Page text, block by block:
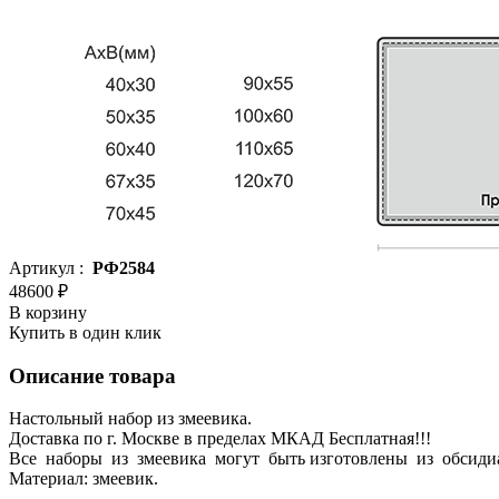
Артикул : РФ2584
48600 ₽
В корзину
Купить в один клик
Описание товара
Настольный набор из змеевика.
Доставка по г. Москве в пределах МКАД Бесплатная!!!
Все наборы из змеевика могут быть изготовлены из
Материал: змеевик.